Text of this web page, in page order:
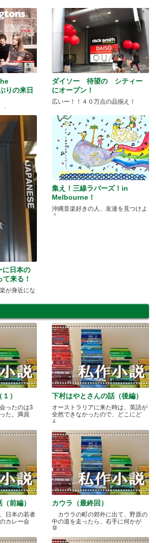
りの来日
ダイソー 待望の シティー
にオープン！
広いー！！４０万点の品揃え！
に日本の
来る！
が身近にな
集え！三線ラバーズ！in
Melbourne！
沖縄音楽好きの人、友達を見つけよ
う
）
ったのは3
た。満員
下村はやとさんの話（後編）
オーストラリアに来た時は、英語が
全然できなかったので、どこにど
ん.....
前編）
日本の若者
カレー会
カウラ（最終回）
カウラの町の郊外に出て、野原の
中の道を走ったら、右手に何かが
見.....